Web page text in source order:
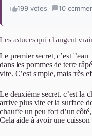
199 votes · 10
Les astuces qui changent
Le premier secret, c’est
dans les pommes de terre
vite. C’est simple, mais très
Le deuxième secret, c’est la
arrive plus vite et la surface
chauffe un peu fort d’un
Cela aide à avoir une cuisson